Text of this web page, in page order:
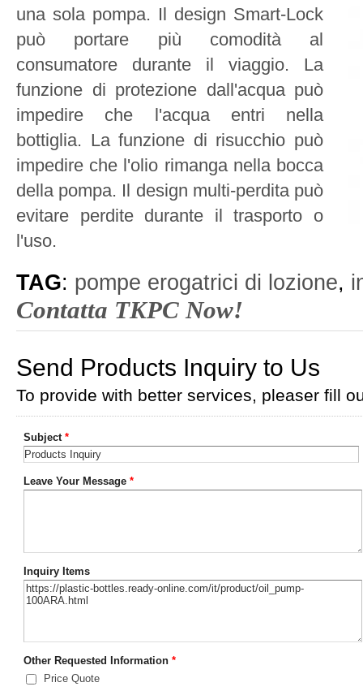
una sola pompa. Il design Smart-Lock
può portare più comodità al
consumatore durante il viaggio. La
funzione di protezione dall'acqua può
impedire che l'acqua entri nella
bottiglia. La funzione di risucchio può
impedire che l'olio rimanga nella bocca
della pompa. Il design multi-perdita può
evitare perdite durante il trasporto o
l'uso.
TAG: pompe erogatrici di lozione,
Contatta TKPC Now!